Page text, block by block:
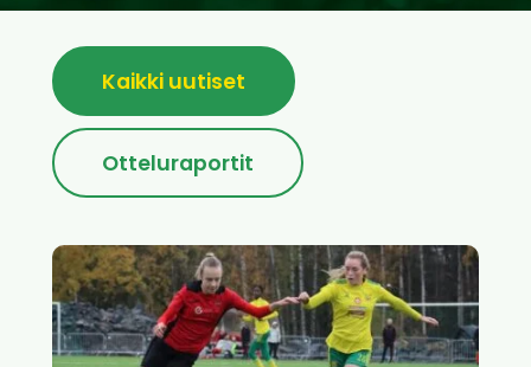
Kaikki uutiset
Otteluraportit